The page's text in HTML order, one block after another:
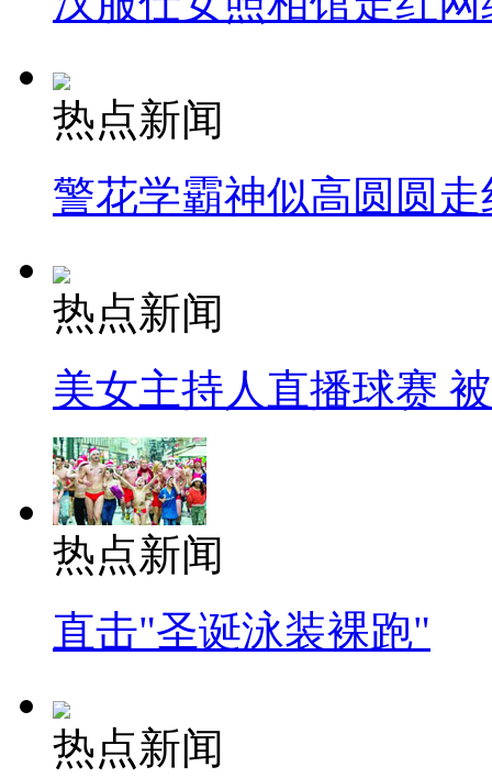
热点新闻
警花学霸神似高圆圆走
热点新闻
美女主持人直播球赛
热点新闻
直击"圣诞泳装裸跑"
热点新闻